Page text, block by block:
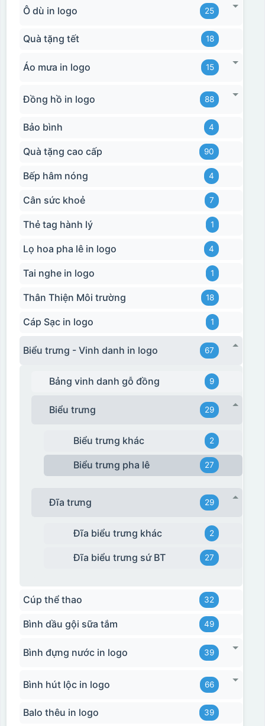
Ô dù in logo 25
Quà tặng tết 18
Áo mưa in logo 15
Đồng hồ in logo 88
Bảo bình 4
Quà tặng cao cấp 90
Bếp hâm nóng 4
Cân sức khoẻ 7
Thẻ tag hành lý 1
Lọ hoa pha lê in logo 4
Tai nghe in logo 1
Thân Thiện Môi trường 18
Cáp Sạc in logo 1
Biểu trưng - Vinh danh in logo 67
Bảng vinh danh gỗ đồng 9
Biểu trưng 29
Biểu trưng khác 2
Biểu trưng pha lê 27
Đĩa trưng 29
Đĩa biểu trưng khác 2
Đĩa biểu trưng sứ BT 27
Cúp thể thao 32
Bình dầu gội sữa tắm 49
Bình đựng nước in logo 39
Bình hút lộc in logo 66
Balo thêu in logo 39